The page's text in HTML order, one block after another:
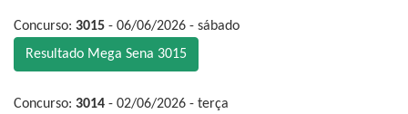
Concurso: 3015 - 06/06/2026 - sábado
Resultado Mega Sena 3015
Concurso: 3014 - 02/06/2026 - terça